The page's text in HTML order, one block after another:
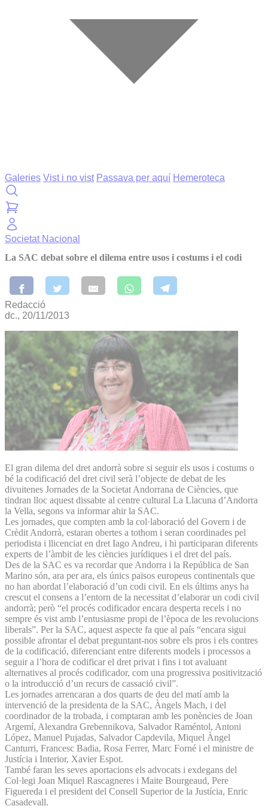
Galeries Vist i no vist Passava per aquí Hemeroteca
Societat Nacional
La SAC debat sobre el dilema entre usos i costums i el codi
Redacció
dc., 20/11/2013
El gran dilema del dret andorrà sobre si seguir els usos i costums o
bé la codificació del dret civil serà l’objecte de debat de les
divuitenes Jornades de la Societat Andorrana de Ciències, que
tindran lloc aquest dissabte al centre cultural La Llacuna d’Andorra
la Vella, segons va informar ahir la SAC.
Les jornades, que compten amb la col·laboració del Govern i de
Crèdit Andorrà, estaran obertes a tothom i seran coordinades pel
periodista i llicenciat en dret Iago Andreu, i hi participaran diferents
experts de l’àmbit de les ciències jurídiques i el dret del país.
Des de la SAC es va recordar que Andorra i la República de San
Marino són, ara per ara, els únics països europeus continentals que
no han abordat l’elaboració d’un codi civil. En els últims anys ha
crescut el consens a l’entorn de la necessitat d’elaborar un codi civil
andorrà; però “el procés codificador encara desperta recels i no
sempre és vist amb l’entusiasme propi de l’època de les revolucions
liberals”. Per la SAC, aquest aspecte fa que al país “encara sigui
possible afrontar el debat preguntant-nos sobre els pros i els contres
de la codificació, diferenciant entre diferents models i processos a
seguir a l’hora de codificar el dret privat i fins i tot avaluant
alternatives al procés codificador, com una progressiva positivització
o la introducció d’un recurs de cassació civil”.
Les jornades arrencaran a dos quarts de deu del matí amb la
intervenció de la presidenta de la SAC, Àngels Mach, i del
coordinador de la trobada, i comptaran amb les ponències de Joan
Argemí, Alexandra Grebennikova, Salvador Raméntol, Antoni
López, Manuel Pujadas, Salvador Capdevila, Miquel Àngel
Canturri, Francesc Badia, Rosa Ferrer, Marc Forné i el ministre de
Justícia i Interior, Xavier Espot.
També faran les seves aportacions els advocats i exdegans del
Col·legi Joan Miquel Rascagneres i Maite Bourgeaud, Pere
Figuereda i el president del Consell Superior de la Justícia, Enric
Casadevall.